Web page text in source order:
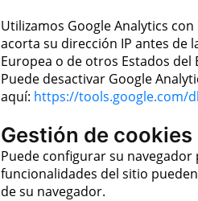
Utilizamos Google Analytics
acorta su dirección IP antes de
Europea o de otros Estados del
Puede desactivar Google
aquí: https://tools.google.com/
Gestión de cookies
Puede configurar su
funcionalidades del sitio
de su navegador.